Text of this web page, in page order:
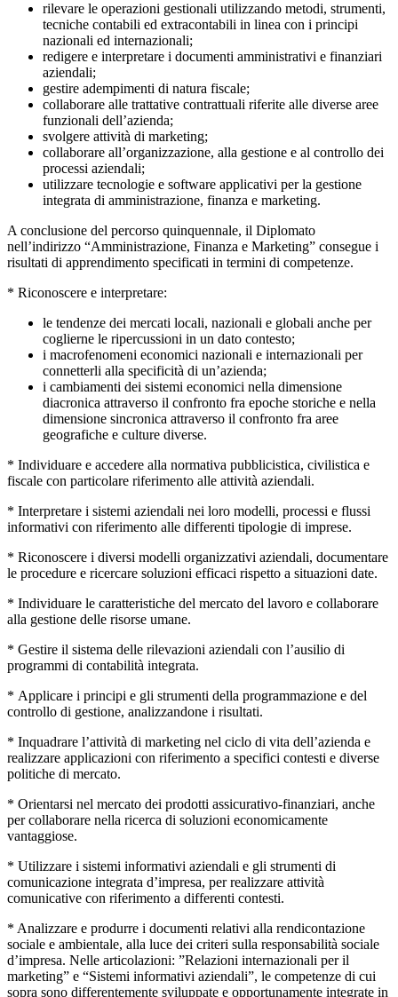
rilevare le operazioni gestionali utilizzando metodi, strumenti,
tecniche contabili ed extracontabili in linea con i principi
nazionali ed internazionali;
redigere e interpretare i documenti amministrativi e finanziari
aziendali;
gestire adempimenti di natura fiscale;
collaborare alle trattative contrattuali riferite alle diverse aree
funzionali dell’azienda;
svolgere attività di marketing;
collaborare all’organizzazione, alla gestione e al controllo dei
processi aziendali;
utilizzare tecnologie e software applicativi per la gestione
integrata di amministrazione, finanza e marketing.
A conclusione del percorso quinquennale, il Diplomato
nell’indirizzo “Amministrazione, Finanza e Marketing” consegue i
risultati di apprendimento specificati in termini di competenze.
* Riconoscere e interpretare:
le tendenze dei mercati locali, nazionali e globali anche per
coglierne le ripercussioni in un dato contesto;
i macrofenomeni economici nazionali e internazionali per
connetterli alla specificità di un’azienda;
i cambiamenti dei sistemi economici nella dimensione
diacronica attraverso il confronto fra epoche storiche e nella
dimensione sincronica attraverso il confronto fra aree
geografiche e culture diverse.
* Individuare e accedere alla normativa pubblicistica, civilistica e
fiscale con particolare riferimento alle attività aziendali.
* Interpretare i sistemi aziendali nei loro modelli, processi e flussi
informativi con riferimento alle differenti tipologie di imprese.
* Riconoscere i diversi modelli organizzativi aziendali, documentare
le procedure e ricercare soluzioni efficaci rispetto a situazioni date.
* Individuare le caratteristiche del mercato del lavoro e collaborare
alla gestione delle risorse umane.
* Gestire il sistema delle rilevazioni aziendali con l’ausilio di
programmi di contabilità integrata.
* Applicare i principi e gli strumenti della programmazione e del
controllo di gestione, analizzandone i risultati.
* Inquadrare l’attività di marketing nel ciclo di vita dell’azienda e
realizzare applicazioni con riferimento a specifici contesti e diverse
politiche di mercato.
* Orientarsi nel mercato dei prodotti assicurativo-finanziari, anche
per collaborare nella ricerca di soluzioni economicamente
vantaggiose.
* Utilizzare i sistemi informativi aziendali e gli strumenti di
comunicazione integrata d’impresa, per realizzare attività
comunicative con riferimento a differenti contesti.
* Analizzare e produrre i documenti relativi alla rendicontazione
sociale e ambientale, alla luce dei criteri sulla responsabilità sociale
d’impresa. Nelle articolazioni: ”Relazioni internazionali per il
marketing” e “Sistemi informativi aziendali”, le competenze di cui
sopra sono differentemente sviluppate e opportunamente integrate in